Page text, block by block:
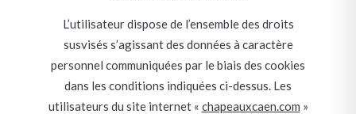
L’utilisateur dispose de l’ensemble des droits
susvisés s’agissant des données à caractère
personnel communiquées par le biais des cookies
dans les conditions indiquées ci-dessus. Les
utilisateurs du site internet « chapeauxcaen.com »